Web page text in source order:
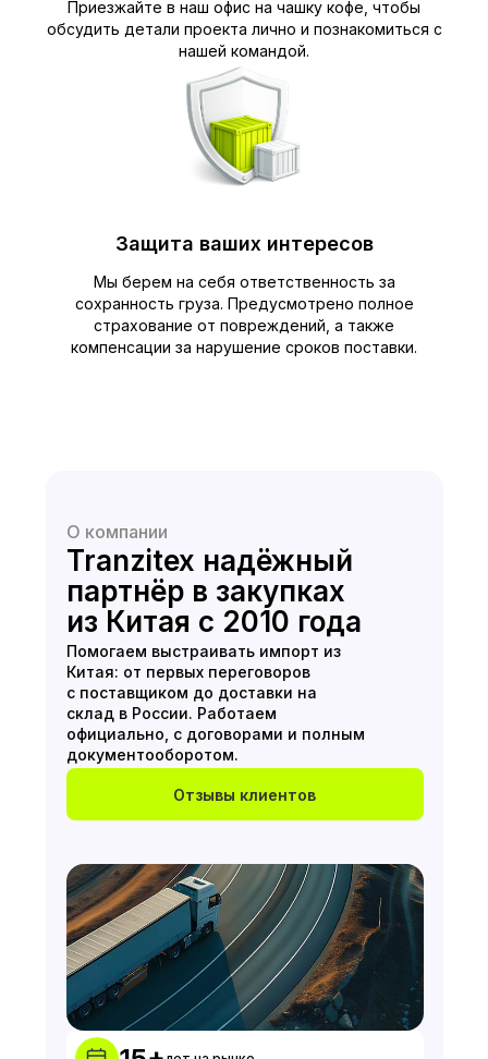
Приезжайте в наш офис на чашку кофе, чтобы
обсудить детали проекта лично и познакомиться с
нашей командой.
Защита ваших интересов
Мы берем на себя ответственность за
сохранность груза. Предусмотрено полное
страхование от повреждений, а также
компенсации за нарушение сроков поставки.
О компании
Tranzitex надёжный
партнёр в закупках
из Китая с 2010 года
Помогаем выстраивать импорт из
Китая: от первых переговоров
с поставщиком до доставки на
склад в России. Работаем
официально, с договорами и полным
документооборотом.
Отзывы клиентов